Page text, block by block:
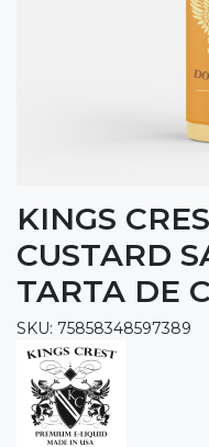
KINGS
CUSTARD
TARTA DE
SKU: 75858348597389